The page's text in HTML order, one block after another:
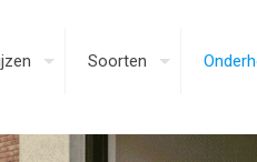
Soorten